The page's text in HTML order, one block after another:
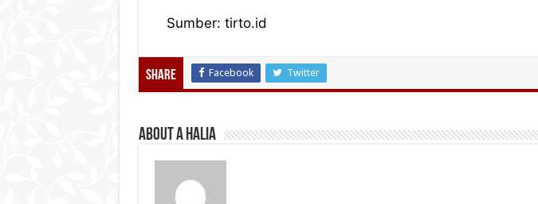
Sumber: tirto.id
Share Facebook Twitter
About A Halia